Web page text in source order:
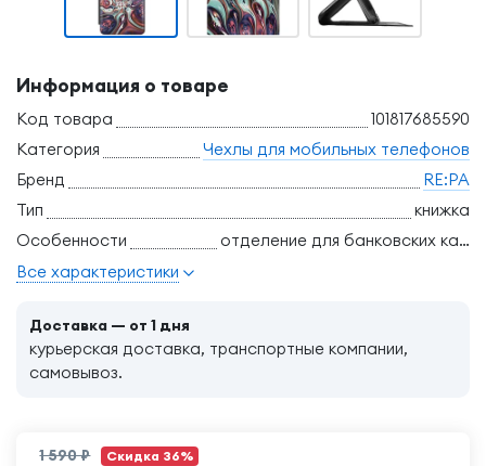
Информация о товаре
Код товара
101817685590
Категория
Чехлы для мобильных телефонов
Бренд
RE:PA
Тип
книжка
Особенности
отделение для банковских карт, трансформация в подставку
Все характеристики
Доставка — от 1 дня
курьерская доставка, транспортные компании,
самовывоз.
1 590 ₽ Скидка 36%